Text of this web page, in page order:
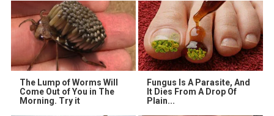
The Lump of Worms Will
Come Out of You in The
Morning. Try it
Fungus Is A Parasite, And
It Dies From A Drop Of
Plain...